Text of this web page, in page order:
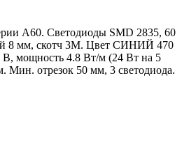
A60. Светодиоды SMD 2835, 60
8 мм, скотч 3M. Цвет СИНИЙ 470
В, мощность 4.8 Вт/м (24 Вт на 5
Мин. отрезок 50 мм, 3 светодиода.